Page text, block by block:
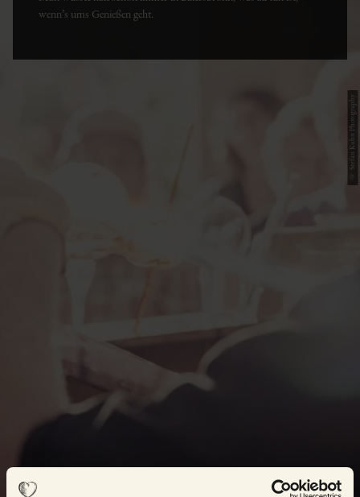
© Stefan Kuhn Photography
wenn’s ums Genießen geht.